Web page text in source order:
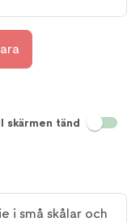
skärmen tänd
i små skålar och